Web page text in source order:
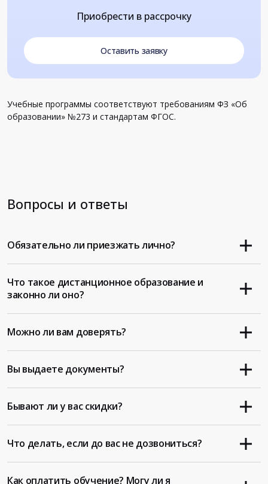
Приобрести в рассрочку
Оставить заявку
Учебные программы соответствуют требованиям ФЗ «Об
образовании» №273 и стандартам ФГОС.
Вопросы и ответы
Обязательно ли приезжать лично?
Что такое дистанционное образование и
законно ли оно?
Можно ли вам доверять?
Вы выдаете документы?
Бывают ли у вас скидки?
Что делать, если до вас не дозвониться?
Как оплатить обучение? Могу ли я